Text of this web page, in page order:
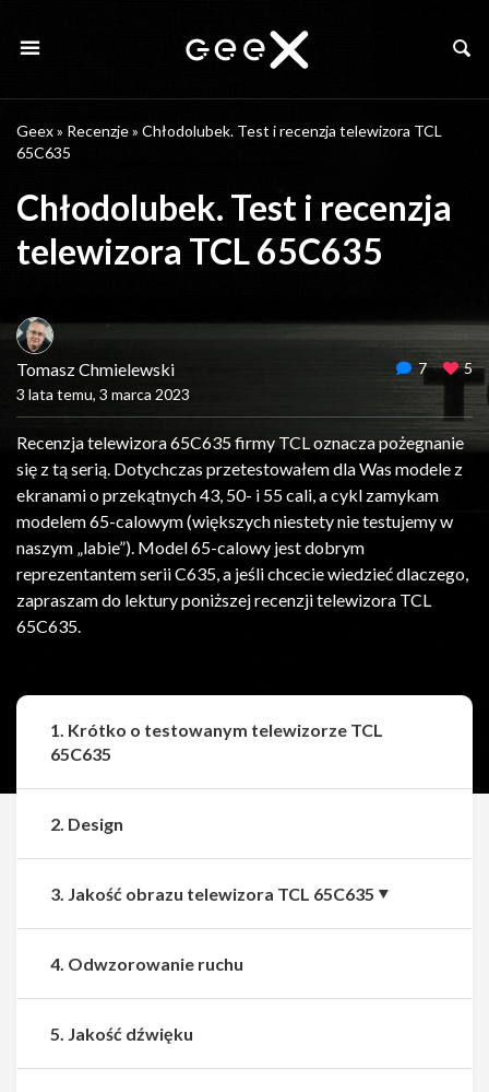
Geex» Recenzje» Chłodolubek. Test i recenzja telewizora TCL
65C635
Chłodolubek. Test i recenzja
telewizora TCL 65C635
Tomasz Chmielewski
3 lata temu, 3 marca 2023
7 5
Recenzja telewizora 65C635 firmy TCL oznacza pożegnanie
się z tą serią. Dotychczas przetestowałem dla Was modele z
ekranami o przekątnych 43, 50- i 55 cali, a cykl zamykam
modelem 65-calowym (większych niestety nie testujemy w
naszym „labie”). Model 65-calowy jest dobrym
reprezentantem serii C635, a jeśli chcecie wiedzieć dlaczego,
zapraszam do lektury poniższej recenzji telewizora TCL
65C635.
1. Krótko o testowanym telewizorze TCL
65C635
2. Design
3. Jakość obrazu telewizora TCL 65C635
4. Odwzorowanie ruchu
5. Jakość dźwięku